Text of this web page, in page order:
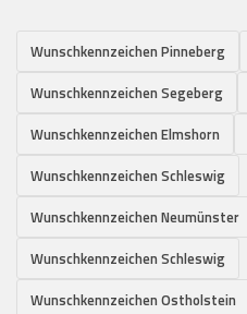
Wunschkennzeichen Pinneberg
Wunschkennzeichen Segeberg
Wunschkennzeichen Elmshorn
Wunschkennzeichen Schleswig
Wunschkennzeichen Neumünster
Wunschkennzeichen Schleswig
Wunschkennzeichen Ostholstein